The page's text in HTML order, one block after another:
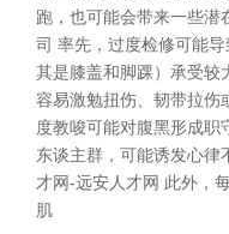
跑，也可能会带来一些潜
司 率先，过度检修可能
其是膝盖和脚踝）承受较
容易激勉扭伤、韧带拉伤
度教唆可能对腹黑形成职
东谈主群，可能诱发心律
才网-远安人才网 此外，
肌